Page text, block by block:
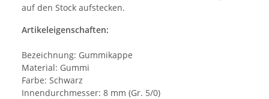
auf den Stock aufstecken.
Artikeleigenschaften:
Bezeichnung: Gummikappe
Material: Gummi
Farbe: Schwarz
Innendurchmesser: 8 mm (Gr. 5/0)